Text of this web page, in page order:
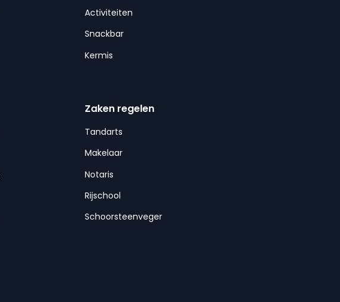
Activiteiten
Snackbar
Kermis
Zaken regelen
Tandarts
Makelaar
Notaris
Rijschool
Schoorsteenveger